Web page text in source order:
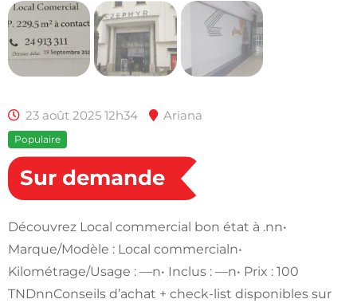
23 août 2025 12h34 Ariana
Populaire
Sur demande
Découvrez Local commercial bon état à .nn•
Marque/Modèle : Local commercialn•
Kilométrage/Usage : —n• Inclus : —n• Prix : 100
TNDnnConseils d’achat + check-list disponibles sur